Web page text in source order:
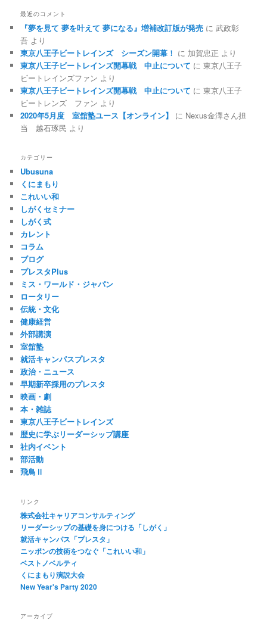
最近のコメント
『夢を見て 夢を叶えて 夢になる』増補改訂版が発売 に武政彰
吾 より
東京八王子ビートレインズ シーズン開幕！ に 加賀忠正 より
東京八王子ビートレインズ開幕戦 中止について に東京八王子
ビートレインズファン より
東京八王子ビートレインズ開幕戦 中止について に東京八王子
ビートレンズ ファン より
2020年5月度 室舘塾ユース【オンライン】
に Nexus金澤さん担
当 越石琢民 より
カテゴリー
Ubusuna
くにまもり
これいい和
しがくセミナー
しがく式
カレント
コラム
ブログ
プレスタPlus
ミス・ワールド・ジャパン
ロータリー
伝統・文化
健康経営
外部講演
室舘塾
就活キャンパスプレスタ
政治・ニュース
早期新卒採用のプレスタ
映画・劇
本・雑誌
東京八王子ビートレインズ
歴史に学ぶリーダーシップ講座
社内イベント
部活動
飛鳥Ⅱ
リンク
株式会社キャリアコンサルティング
リーダーシップの基礎を身につける「しがく」
就活キャンパス「プレスタ」
ニッポンの技術をつなぐ「これいい和」
ベストノベルティ
くにまもり演説大会
New Year's Party 2020
アーカイブ